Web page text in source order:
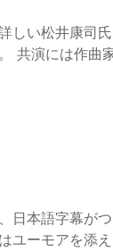
しい松井康司
共演には作曲
日本語字幕が
ーモアを添